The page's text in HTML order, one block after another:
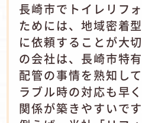
長崎市でトイレリフ
ためには、地域密着
に依頼することが大
の会社は、長崎市特
配管の事情を熟知し
ラブル時の対応も早
関係が築きやすいです